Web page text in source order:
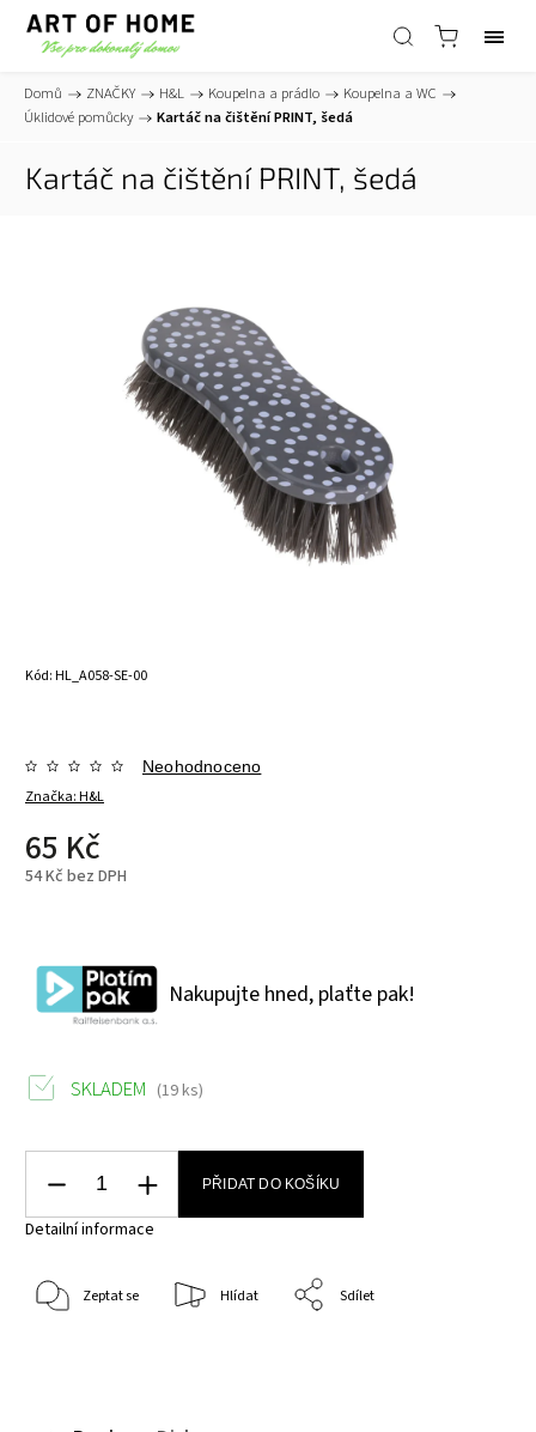
Domů / ZNAČKY / H&L / Koupelna a prádlo / Koupelna a WC /
Úklidové pomůcky / Kartáč na čištění PRINT, šedá
Kartáč na čištění PRINT, šedá
Kód:HL_A058-SE-00
Značka:H&L
Neohodnoceno
65 Kč
54 Kč bez DPH
Nakupujte hned, plaťte pak!
SKLADEM (19 ks)
PŘIDAT DO KOŠÍKU
Detailní informace
Zeptat se Hlídat Sdílet